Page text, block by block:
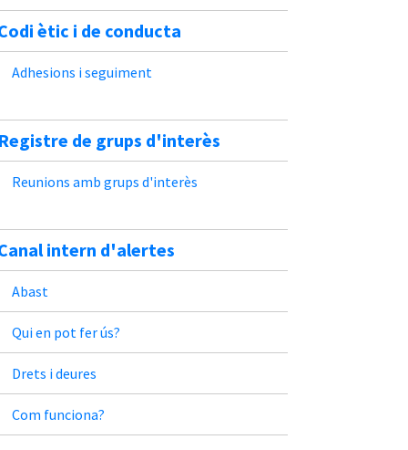
ètic i de conducta
Adhesions i seguiment
de grups d'interès
Reunions amb grups d'interès
intern d'alertes
Abast
Qui en pot fer ús?
Drets i deures
Com funciona?